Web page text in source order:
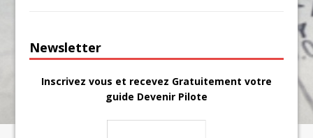
Newsletter
Inscrivez vous et recevez Gratuitement votre
guide Devenir Pilote